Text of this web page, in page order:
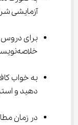
آزمایشی
برای دروس
خلاصه‌نویسی و فلش‌کارت تهیه کرده و مرور کنید.
دهید و استراحت‌های کوتاه
در زمان